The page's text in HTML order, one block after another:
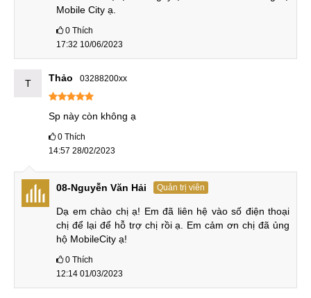
được tặng kèm dock sạc nhanh đi kèm nên anh em hoàn
toàn yên tâm về thời lượng sử dụng của Xiaomi Mi 10 Lite.
Và cuối cùng, Xiaomi Mi 10 Lite đang có mức giá rất tốt tại
chuỗi cửa hàng của MobileCity trên toàn quốc. Anh em hãy
nhanh chân đến những cơ sở MobileCity gần nhất để trải
nghiệm cũng như sở hữu chiếc Xiaomi Mi 10 Lite sớm nhất
Mobile City ạ.
0 Thích
17:32 10/06/2023
T Thảo 03288200xx
Sp này còn không ạ
0 Thích
14:57 28/02/2023
08-Nguyễn Văn Hải Quản trị viên
Dạ em chào chị ạ! Em đã liên hệ vào số điện thoại
chị để lại để hỗ trợ chị rồi ạ. Em cảm ơn chị đã ủng
hộ MobileCity ạ!
0 Thích
12:14 01/03/2023